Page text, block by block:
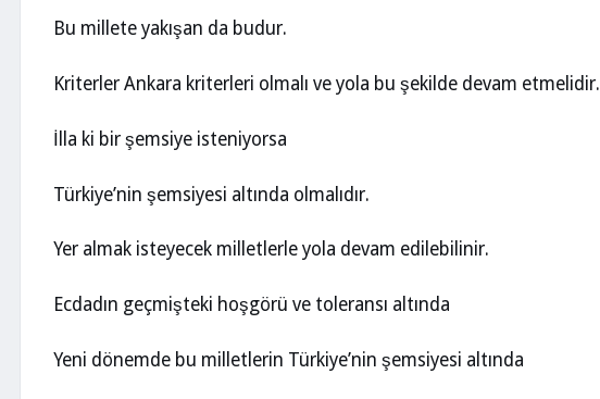
Bu millete yakışan da budur.
Kriterler Ankara kriterleri olmalı ve yola bu şekilde devam etmelidir.
İlla ki bir şemsiye isteniyorsa
Türkiye’nin şemsiyesi altında olmalıdır.
Yer almak isteyecek milletlerle yola devam edilebilinir.
Ecdadın geçmişteki hoşgörü ve toleransı altında
Yeni dönemde bu milletlerin Türkiye’nin şemsiyesi altında